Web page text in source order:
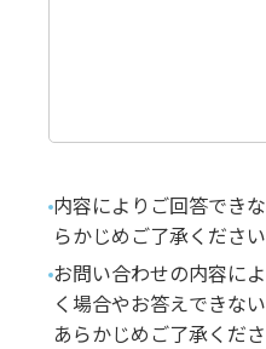
内容によりご回答でき
らかじめご了承ください
お問い合わせの内容に
く場合やお答えできな
あらかじめご了承くださ